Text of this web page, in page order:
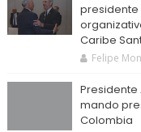
presidente
Caribe
Felipe
mando
Colombia